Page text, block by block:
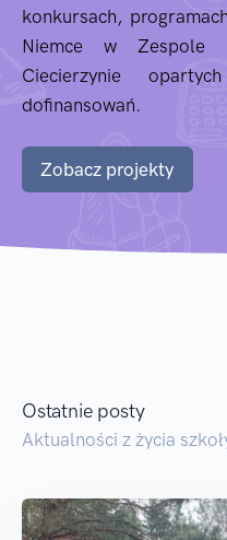
konkursach,
Niemce w Zespole
Ciecierzynie
dofinansowań.
Zobacz projekty
Ostatnie posty
Aktualności z życia